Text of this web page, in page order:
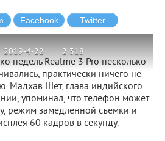
2019-4-22 2 318
недель Realme 3 Pro несколько
практически ничего не
Мадхав Шет, глава индийского
упоминал, что телефон может
режим замедленной съемки и
60 кадров в секунду.